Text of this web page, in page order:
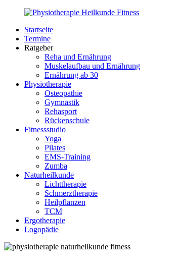
Zurück
Inhalt
PhysioMed-
Fit.de
Gesundheit
Startseite
Termine
Ratgeber
Reha und Ernährung
Muskelaufbau und Ernährung
Ernährung ab 30
Physiotherapie
Osteopathie
Gymnastik
Rehasport
Rückenschule
Fitnessstudio
Yoga
Pilates
EMS-Training
Zumba
Naturheilkunde
Lichttherapie
Schmerztherapie
Heilpflanzen
TCM
Ergotherapie
Logopädie